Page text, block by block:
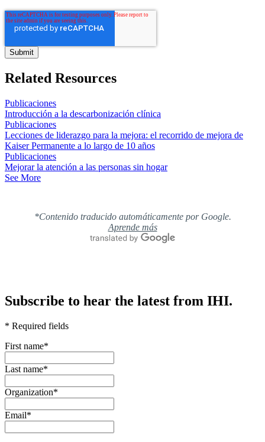
Related Resources
Publicaciones
Introducción a la descarbonización clínica
Publicaciones
Lecciones de liderazgo para la mejora: el recorrido de mejora de
Kaiser Permanente a lo largo de 10 años
Publicaciones
Mejorar la atención a las personas sin hogar
See More
*Contenido traducido automáticamente por Google.
Aprende más
Subscribe to hear the latest from IHI.
* Required fields
First name*
Last name*
Organization*
Email*